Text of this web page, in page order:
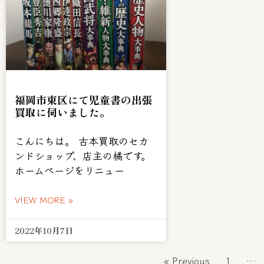
福岡市東区にて児童書の出張
買取に伺いました。
こんにちは。 古本買取のセカ
ンドショップ、店主の橘です。
ホームページをリニュー
VIEW MORE »
2022年10月7日
« Previous 1 …